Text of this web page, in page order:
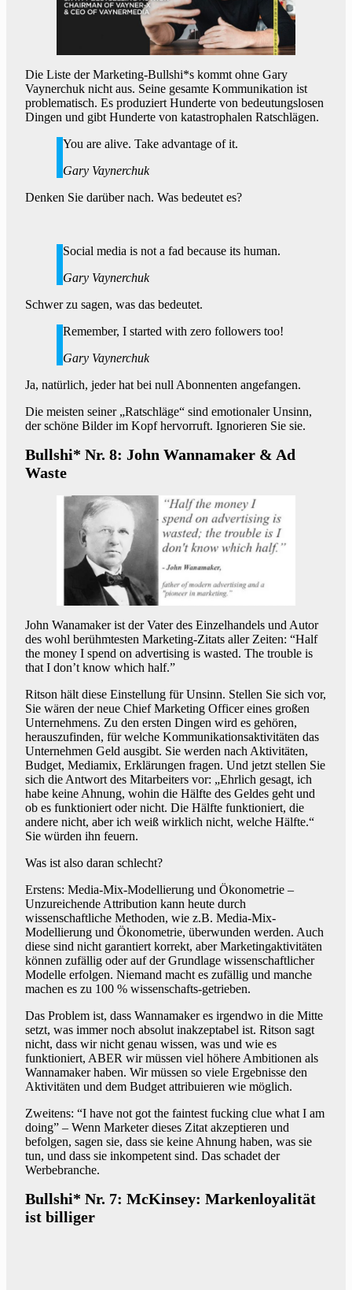
Die Liste der Marketing-Bullshi*s kommt ohne Gary
Vaynerchuk nicht aus. Seine gesamte Kommunikation ist
problematisch. Es produziert Hunderte von bedeutungslosen
Dingen und gibt Hunderte von katastrophalen Ratschlägen.
You are alive. Take advantage of it.
Gary Vaynerchuk
Denken Sie darüber nach. Was bedeutet es?
Social media is not a fad because its human.
Gary Vaynerchuk
Schwer zu sagen, was das bedeutet.
Remember, I started with zero followers too!
Gary Vaynerchuk
Ja, natürlich, jeder hat bei null Abonnenten angefangen.
Die meisten seiner „Ratschläge“ sind emotionaler Unsinn,
der schöne Bilder im Kopf hervorruft. Ignorieren Sie sie.
Bullshi* Nr. 8: John Wannamaker & Ad
Waste
John Wanamaker ist der Vater des Einzelhandels und Autor
des wohl berühmtesten Marketing-Zitats aller Zeiten: “Half
the money I spend on advertising is wasted. The trouble is
that I don’t know which half.”
Ritson hält diese Einstellung für Unsinn. Stellen Sie sich vor,
Sie wären der neue Chief Marketing Officer eines großen
Unternehmens. Zu den ersten Dingen wird es gehören,
herauszufinden, für welche Kommunikationsaktivitäten das
Unternehmen Geld ausgibt. Sie werden nach Aktivitäten,
Budget, Mediamix, Erklärungen fragen. Und jetzt stellen Sie
sich die Antwort des Mitarbeiters vor: „Ehrlich gesagt, ich
habe keine Ahnung, wohin die Hälfte des Geldes geht und
ob es funktioniert oder nicht. Die Hälfte funktioniert, die
andere nicht, aber ich weiß wirklich nicht, welche Hälfte.“
Sie würden ihn feuern.
Was ist also daran schlecht?
Erstens: Media-Mix-Modellierung und Ökonometrie –
Unzureichende Attribution kann heute durch
wissenschaftliche Methoden, wie z.B. Media-Mix-
Modellierung und Ökonometrie, überwunden werden. Auch
diese sind nicht garantiert korrekt, aber Marketingaktivitäten
können zufällig oder auf der Grundlage wissenschaftlicher
Modelle erfolgen. Niemand macht es zufällig und manche
machen es zu 100 % wissenschafts-getrieben.
Das Problem ist, dass Wannamaker es irgendwo in die Mitte
setzt, was immer noch absolut inakzeptabel ist. Ritson sagt
nicht, dass wir nicht genau wissen, was und wie es
funktioniert, ABER wir müssen viel höhere Ambitionen als
Wannamaker haben. Wir müssen so viele Ergebnisse den
Aktivitäten und dem Budget attribuieren wie möglich.
Zweitens: “I have not got the faintest fucking clue what I am
doing” – Wenn Marketer dieses Zitat akzeptieren und
befolgen, sagen sie, dass sie keine Ahnung haben, was sie
tun, und dass sie inkompetent sind. Das schadet der
Werbebranche.
Bullshi* Nr. 7: McKinsey: Markenloyalität
ist billiger